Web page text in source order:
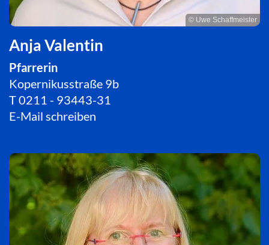
© Uwe Schaffmeister
Anja Valentin
Pfarrerin
Kopernikusstraße 9b
T0211 - 93443-31
E-Mail schreiben